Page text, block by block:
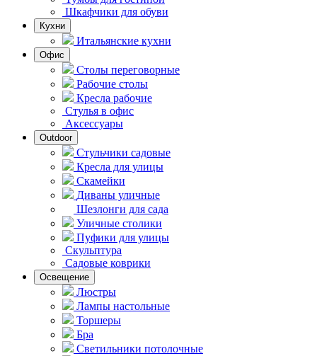
Шкафчики для обуви
Кухни
Итальянские кухни
Офис
Столы переговорные
Рабочие столы
Кресла рабочие
Стулья в офис
Аксессуары
Outdoor
Стульчики садовые
Кресла для улицы
Скамейки
Диваны уличные
Шезлонги для сада
Уличные столики
Пуфики для улицы
Скульптура
Садовые коврики
Освещение
Люстры
Лампы настольные
Торшеры
Бра
Светильники потолочные